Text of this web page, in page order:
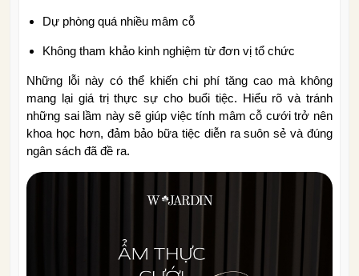
Dự phòng quá nhiều mâm cỗ
Không tham khảo kinh nghiệm từ đơn vị tổ chức
Những lỗi này có thể khiến chi phí tăng cao mà không
mang lại giá trị thực sự cho buổi tiệc. Hiểu rõ và tránh
những sai lầm này sẽ giúp việc tính mâm cỗ cưới trở nên
khoa học hơn, đảm bảo bữa tiệc diễn ra suôn sẻ và đúng
ngân sách đã đề ra.